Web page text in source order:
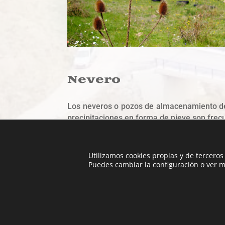
Nevero
Los neveros o pozos de almacenamiento
precipitaciones en forma de nieve son
Posee dos aberturas: un orificio de carga
Utilizamos cookies propias y de
Puedes cambiar la configuración o ver